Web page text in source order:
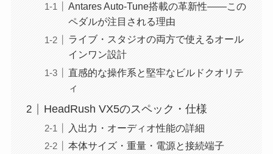
Antares Auto-Tune搭載の革新性——この
ペダルが注目される理由
ライブ・スタジオの両方で使えるオール
インワン設計
直感的な操作系と堅牢なビルドクオリテ
ィ
HeadRush VX5のスペック・仕様
入出力・オーディオ性能の詳細
本体サイズ・重量・電源と接続端子